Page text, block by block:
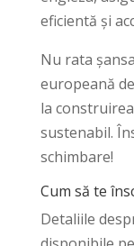
eficientă și
Nu rata
europeană
la
sustenabil.
schimbare!
Cum să te
Detaliile